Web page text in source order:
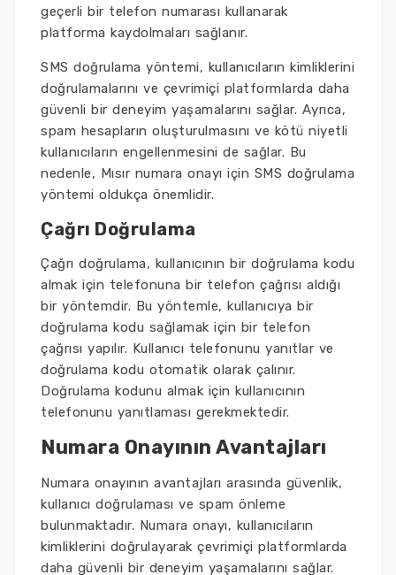
geçerli bir telefon numarası kullanarak
platforma kaydolmaları sağlanır.
SMS doğrulama yöntemi, kullanıcıların kimliklerini
doğrulamalarını ve çevrimiçi platformlarda daha
güvenli bir deneyim yaşamalarını sağlar. Ayrıca,
spam hesapların oluşturulmasını ve kötü niyetli
kullanıcıların engellenmesini de sağlar. Bu
nedenle, Mısır numara onayı için SMS doğrulama
yöntemi oldukça önemlidir.
Çağrı Doğrulama
Çağrı doğrulama, kullanıcının bir doğrulama kodu
almak için telefonuna bir telefon çağrısı aldığı
bir yöntemdir. Bu yöntemle, kullanıcıya bir
doğrulama kodu sağlamak için bir telefon
çağrısı yapılır. Kullanıcı telefonunu yanıtlar ve
doğrulama kodu otomatik olarak çalınır.
Doğrulama kodunu almak için kullanıcının
telefonunu yanıtlaması gerekmektedir.
Numara Onayının Avantajları
Numara onayının avantajları arasında güvenlik,
kullanıcı doğrulaması ve spam önleme
bulunmaktadır. Numara onayı, kullanıcıların
kimliklerini doğrulayarak çevrimiçi platformlarda
daha güvenli bir deneyim yaşamalarını sağlar.